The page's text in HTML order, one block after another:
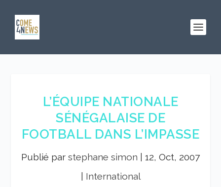
L’ÉQUIPE NATIONALE
SÉNÉGALAISE DE
FOOTBALL DANS L’IMPASSE
Publié par stephane simon
12, Oct, 2007
International